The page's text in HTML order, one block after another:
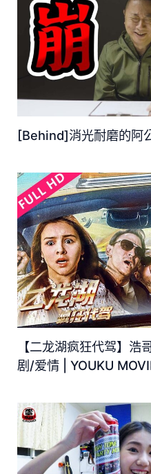
[Behind]消光耐磨的阿
【二龙湖疯狂代驾】
剧/爱情 | YOUKU